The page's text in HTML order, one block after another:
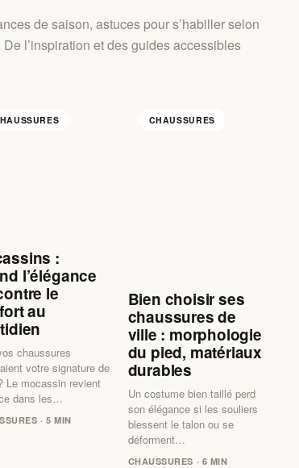
de saison, astuces pour s’habiller selon
l’inspiration et des guides accessibles
:
l’élégance
le
au
chaussures
votre signature de
Le mocassin revient
dans les…
· 5 MIN
CHAUSSURES
Bien choisir ses
chaussures de
ville : morphologie
du pied, matériaux
durables
Un costume bien taillé perd
son élégance si les souliers
blessent le talon ou se
déforment…
CHAUSSURES · 6 MIN